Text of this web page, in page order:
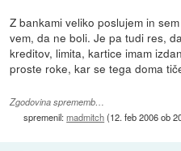
Z bankami veliko poslujem in
vem, da ne boli. Je pa tudi res,
kreditov, limita, kartice imam
proste roke, kar se tega doma
Zgodovina sprememb…
spremenil:madmitch(12. feb 2006 ob